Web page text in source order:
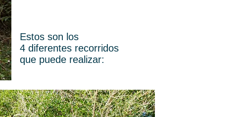
Estos son los
4 diferentes recorridos
que puede realizar: